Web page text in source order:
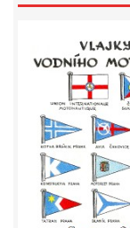
UŽITEČNÉ ODKAZY
KONTAKTY
VSTUP PRO ČLENY